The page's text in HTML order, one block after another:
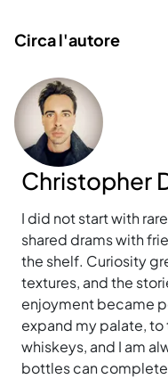
Circa l'autore
Christopher
I did not start with
shared drams with
the shelf. Curiosity
textures, and the
enjoyment became
expand my palate,
whiskeys, and I am
bottles can